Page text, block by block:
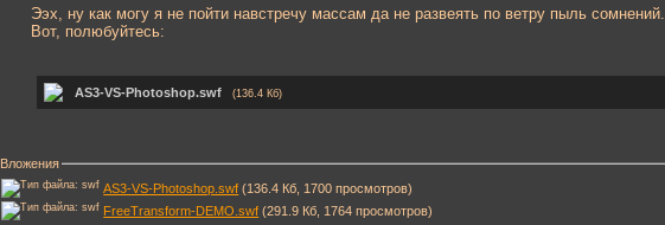
Ээх, ну как могу я не пойти навстречу массам да не развеять по ветру пыль сомнений.
Вот, полюбуйтесь:
AS3-VS-Photoshop.swf (136.4 Кб)
Вложения
AS3-VS-Photoshop.swf (136.4 Кб, 1700 просмотров)
FreeTransform-DEMO.swf (291.9 Кб, 1764 просмотров)